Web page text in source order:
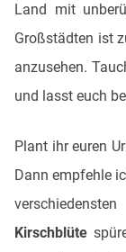
Land mit
Großstädten ist
anzusehen.
und lasst euch
Plant ihr euren
Dann empfehle
Kirschblüte